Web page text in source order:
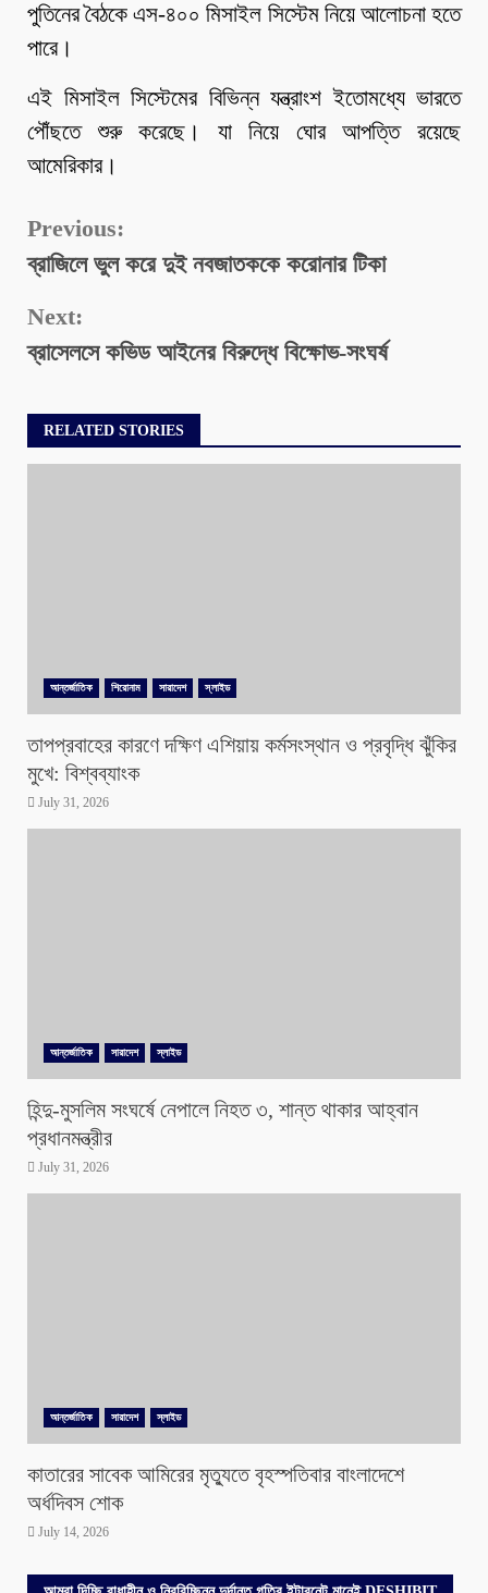
পুতিনের বৈঠকে এস-৪০০ মিসাইল সিস্টেম নিয়ে আলোচনা হতে
পারে।
এই মিসাইল সিস্টেমের বিভিন্ন যন্ত্রাংশ ইতোমধ্যে ভারতে
পৌঁছতে শুরু করেছে। যা নিয়ে ঘোর আপত্তি রয়েছে
আমেরিকার।
Continue
Reading
Previous:
ব্রাজিলে ভুল করে দুই নবজাতককে করোনার টিকা
Next:
ব্রাসেলসে কভিড আইনের বিরুদ্ধে বিক্ষোভ-সংঘর্ষ
RELATED STORIES
আন্তর্জাতিক শিরোনাম সারাদেশ স্লাইড
তাপপ্রবাহের কারণে দক্ষিণ এশিয়ায় কর্মসংস্থান ও প্রবৃদ্ধি ঝুঁকির
মুখে: বিশ্বব্যাংক
July 31, 2026
আন্তর্জাতিক সারাদেশ স্লাইড
হিন্দু-মুসলিম সংঘর্ষে নেপালে নিহত ৩, শান্ত থাকার আহ্বান
প্রধানমন্ত্রীর
July 31, 2026
আন্তর্জাতিক সারাদেশ স্লাইড
কাতারের সাবেক আমিরের মৃত্যুতে বৃহস্পতিবার বাংলাদেশে
অর্ধদিবস শোক
July 14, 2026